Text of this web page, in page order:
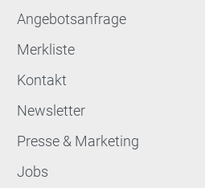
Angebotsanfrage
Merkliste
Kontakt
Newsletter
Presse & Marketing
Jobs